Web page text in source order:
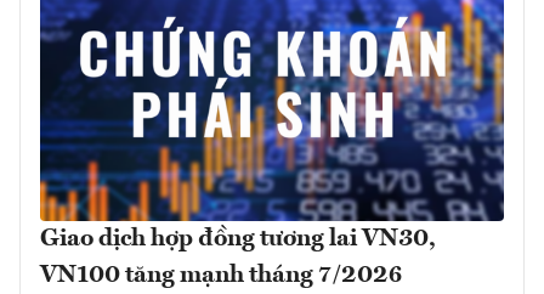
Giao dịch hợp đồng tương lai VN30,
VN100 tăng mạnh tháng 7/2026